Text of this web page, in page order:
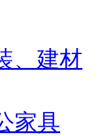
、建材
家具